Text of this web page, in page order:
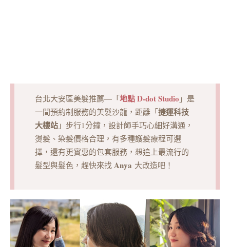
台北大安區美髮推薦—「地點 D-dot Studio 」是
一間預約制服務的美髮沙龍，距離「捷運科技
大樓站 」步行1分鐘，設計師手巧心細好溝通，
燙髮、染髮價格合理，有多種護髮療程可選
擇，還有更實惠的包套服務，想追上最流行的
髮型與髮色，趕快來找 Anya 大改造吧！